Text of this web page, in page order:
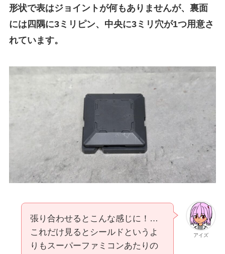
形状で表はジョイントが何もありませんが、裏面
には四隅に3ミリピン、中央に3ミリ穴が1つ用意さ
れています。
アイズ
張り合わせるとこんな感じに！…
これだけ見るとシールドというよ
りもスーパーファミコンあたりの